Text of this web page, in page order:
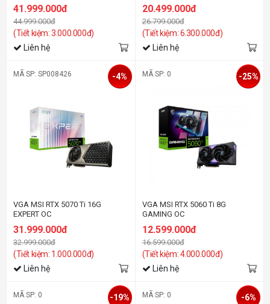
41.999.000đ
44.999.000đ
(Tiết kiệm: 3.000.000đ)
Liên hệ
20.499.000đ
26.799.000đ
(Tiết kiệm: 6.300.000đ)
Liên hệ
MÃ SP: SP008426
VGA MSI RTX 5070 Ti 16G
EXPERT OC
31.999.000đ
32.999.000đ
(Tiết kiệm: 1.000.000đ)
-4%
Liên hệ
MÃ SP: 0
VGA MSI RTX 5060 Ti 8G
GAMING OC
12.599.000đ
16.599.000đ
(Tiết kiệm: 4.000.000đ)
-25%
Liên hệ
MÃ SP: 0 -19% MÃ SP: 0 -6%